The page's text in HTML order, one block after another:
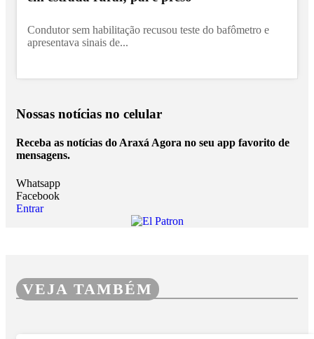
Condutor sem habilitação recusou teste do bafômetro e
apresentava sinais de...
Nossas notícias no celular
Receba as notícias do Araxá Agora no seu app favorito de
mensagens.
Whatsapp
Facebook
Entrar
VEJA TAMBÉM